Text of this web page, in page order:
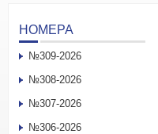
НОМЕРА
№309-2026
№308-2026
№307-2026
№306-2026